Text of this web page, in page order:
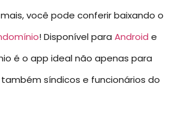
você pode conferir baixando o
! Disponível para Android e
é o app ideal não apenas para
síndicos e funcionários do